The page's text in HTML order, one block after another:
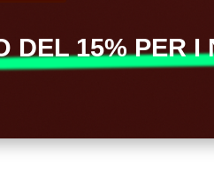
DEL 15% PER I